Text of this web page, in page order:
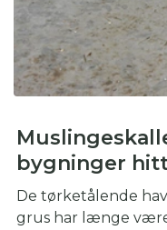
bygninger
De tørketålende
grus har længe